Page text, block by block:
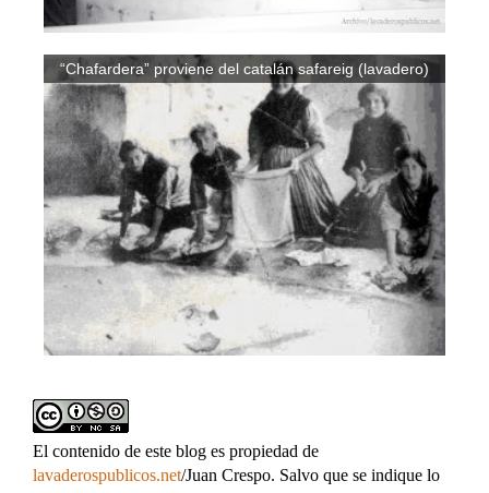
“Chafardera” proviene del catalán safareig (lavadero)
El contenido de este blog es propiedad de
lavaderospublicos.net/Juan Crespo. Salvo que se indique lo